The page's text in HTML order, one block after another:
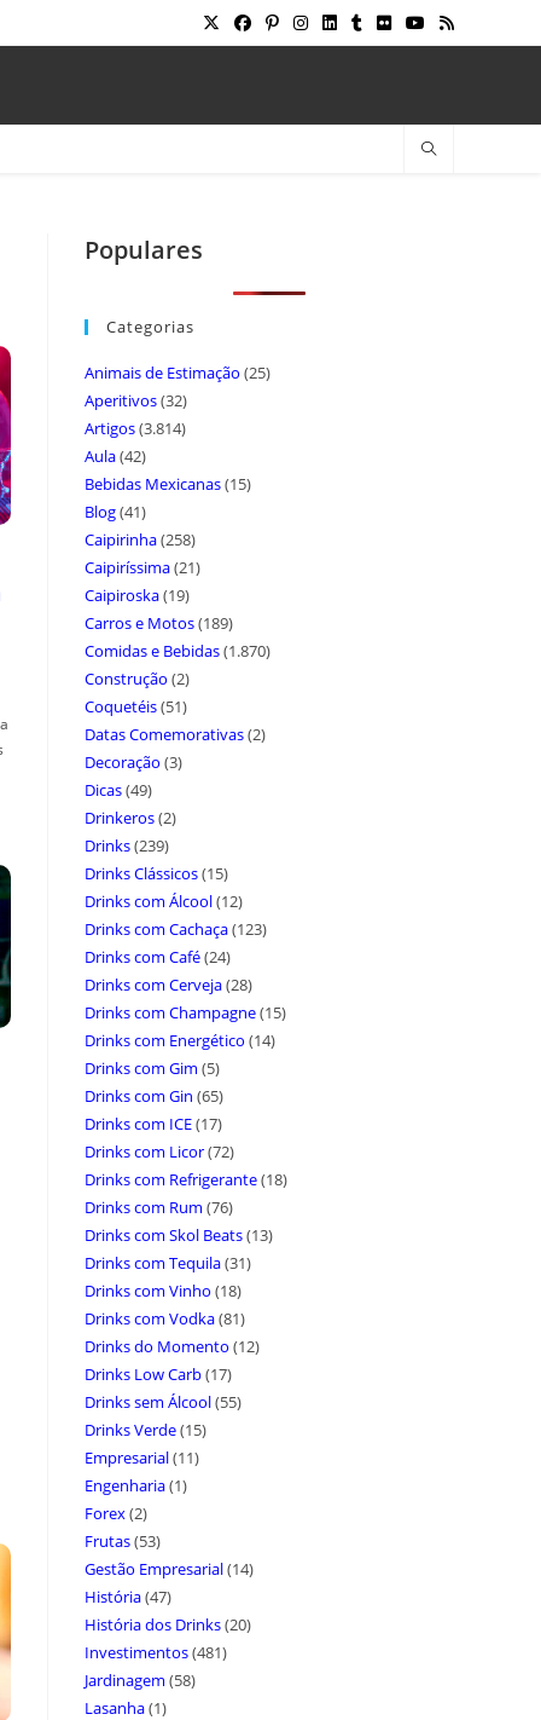
Populares
Categorias
Animais de Estimação (25)
Aperitivos(32)
Artigos(3.814)
Aula(42)
Bebidas Mexicanas(15)
Blog(41)
Caipirinha(258)
Caipiríssima(21)
Caipiroska(19)
Carros e Motos(189)
Comidas e Bebidas(1.870)
Construção (2)
Coquetéis(51)
Datas Comemorativas(2)
Decoração (3)
Dicas(49)
Drinkeros(2)
Drinks(239)
Drinks Clássicos(15)
Drinks com Álcool(12)
Drinks com Cachaça(123)
Drinks com Café(24)
Drinks com Cerveja(28)
Drinks com Champagne(15)
Drinks com Energético (14)
Drinks com Gim (5)
Drinks com Gin (65)
Drinks com ICE(17)
Drinks com Licor(72)
Drinks com Refrigerante(18)
Drinks com Rum (76)
Drinks com Skol Beats(13)
Drinks com Tequila(31)
Drinks com Vinho (18)
Drinks com Vodka(81)
Drinks do Momento (12)
Drinks Low Carb(17)
Drinks sem Álcool(55)
Drinks Verde(15)
Empresarial(11)
Engenharia(1)
Forex(2)
Frutas(53)
Gestão Empresarial(14)
História(47)
História dos Drinks(20)
Investimentos(481)
Jardinagem (58)
Lasanha(1)